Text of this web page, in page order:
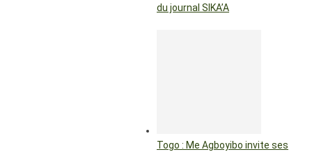
du journal SIKA’A
Togo : Me Agboyibo invite ses